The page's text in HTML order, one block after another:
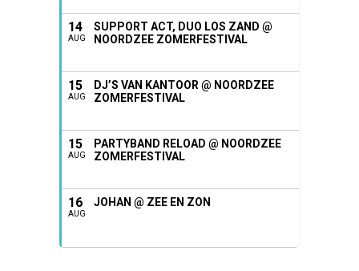
14
AUG
SUPPORT ACT, DUO LOS ZAND @
NOORDZEE ZOMERFESTIVAL
15
AUG
DJ’S VAN KANTOOR @ NOORDZEE
ZOMERFESTIVAL
15
AUG
PARTYBAND RELOAD @ NOORDZEE
ZOMERFESTIVAL
16
AUG
JOHAN @ ZEE EN ZON